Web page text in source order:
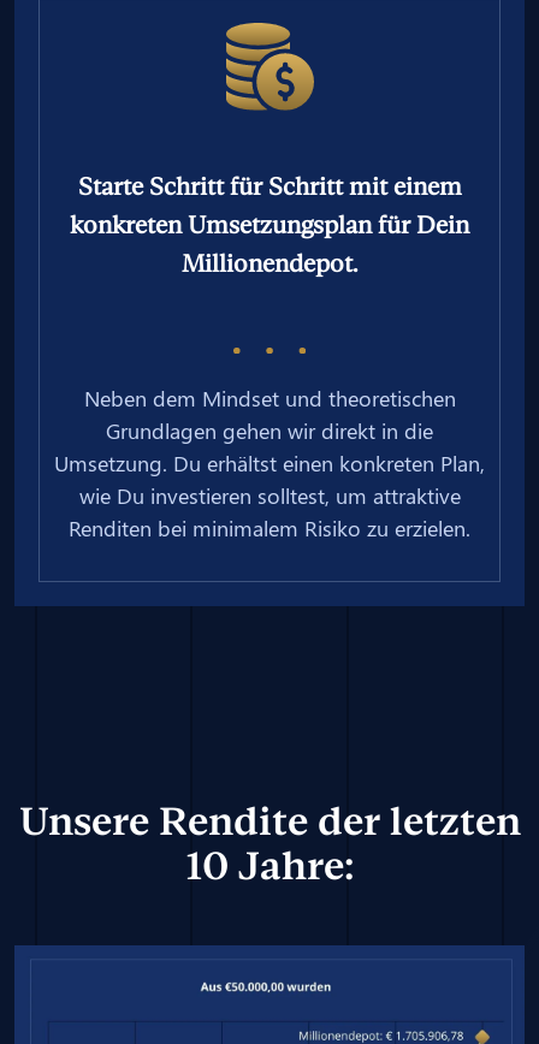
Starte Schritt für Schritt mit einem
konkreten Umsetzungsplan für Dein
Millionendepot.
Neben dem Mindset und theoretischen
Grundlagen gehen wir direkt in die
Umsetzung. Du erhältst einen konkreten Plan,
wie Du investieren solltest, um attraktive
Renditen bei minimalem Risiko zu erzielen.
Unsere Rendite der letzten
10 Jahre: